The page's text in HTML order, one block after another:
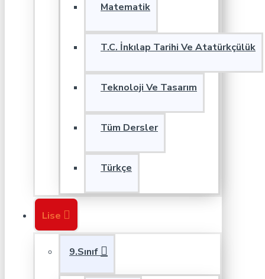
Matematik
T.C. İnkılap Tarihi Ve Atatürkçülük
Teknoloji Ve Tasarım
Tüm Dersler
Türkçe
Lise
9.Sınıf